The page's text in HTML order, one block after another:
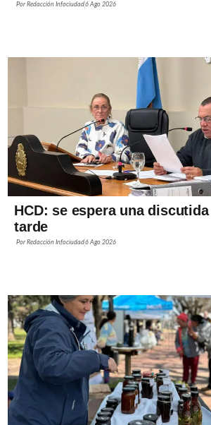
PorRedacción Infociudad6 Ago 2026
HCD: se espera una
tarde
PorRedacción Infociudad6 Ago 2026